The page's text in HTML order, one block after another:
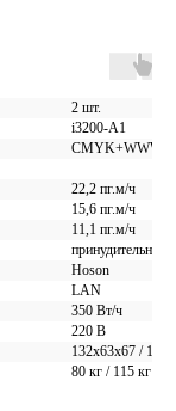
2 шт.
i3200-A1
CMYK+WWWW
22,2 пг.м/ч
15,6 пг.м/ч
11,1 пг.м/ч
принудительная
Hoson
LAN
350 Вт/ч
220 В
132x63x67 /
80 кг / 115 кг